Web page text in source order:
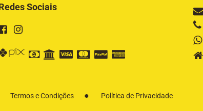
Sociais
Termos e Condições Política de Privacidade